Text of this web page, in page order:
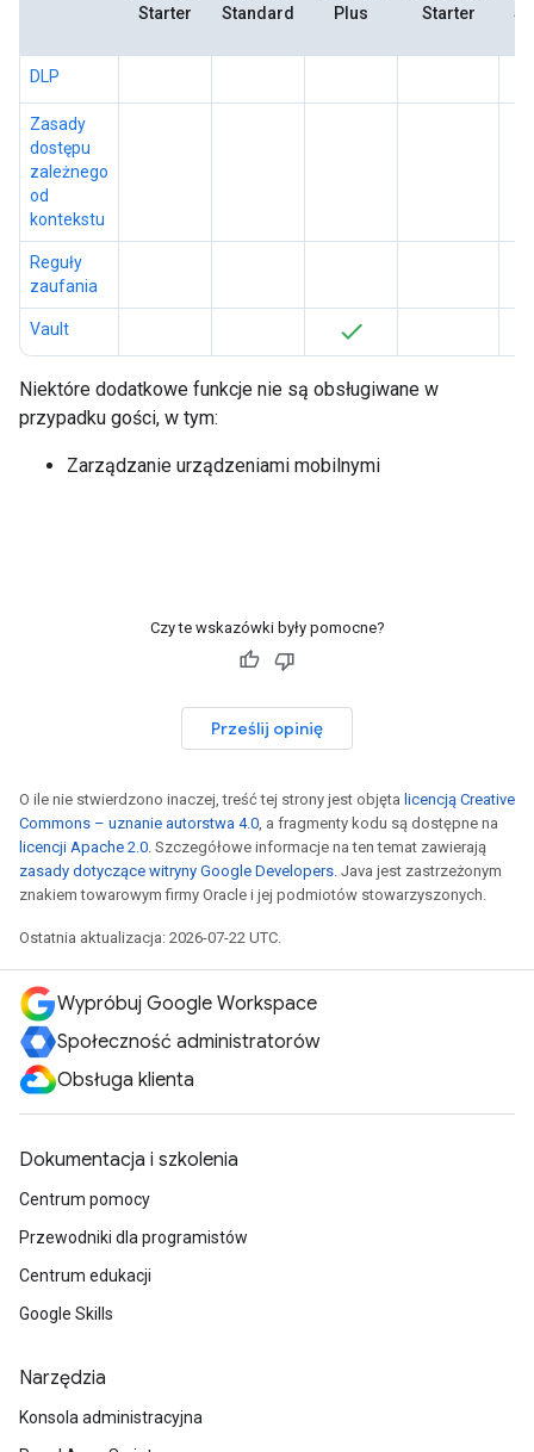
Starter
Standard
Plus
Starter
DLP
Zasady
dostępu
zależnego
od
kontekstu
Reguły
zaufania
Vault
Niektóre dodatkowe funkcje nie są obsługiwane w
przypadku gości, w tym:
Zarządzanie urządzeniami mobilnymi
Czy te wskazówki były pomocne?
Prześlij opinię
O ile nie stwierdzono inaczej, treść tej strony jest objęta licencją Creative
Commons – uznanie autorstwa 4.0, a fragmenty kodu są dostępne na
licencji Apache 2.0. Szczegółowe informacje na ten temat zawierają
zasady dotyczące witryny Google Developers. Java jest zastrzeżonym
znakiem towarowym firmy Oracle i jej podmiotów stowarzyszonych.
Ostatnia aktualizacja: 2026-07-22 UTC.
Wypróbuj Google Workspace
Społeczność administratorów
Obsługa klienta
Dokumentacja i szkolenia
Centrum pomocy
Przewodniki dla programistów
Centrum edukacji
Google Skills
Narzędzia
Konsola administracyjna